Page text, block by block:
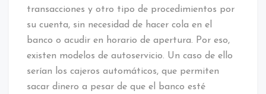
transacciones y otro tipo de procedimientos por
su cuenta, sin necesidad de hacer cola en el
banco o acudir en horario de apertura. Por eso,
existen modelos de autoservicio. Un caso de ello
serían los cajeros automáticos, que permiten
sacar dinero a pesar de que el banco esté